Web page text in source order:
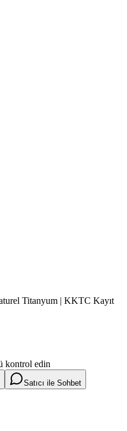
Titanyum | KKTC Kayıt
kontrol edin
Satıcı ile Sohbet